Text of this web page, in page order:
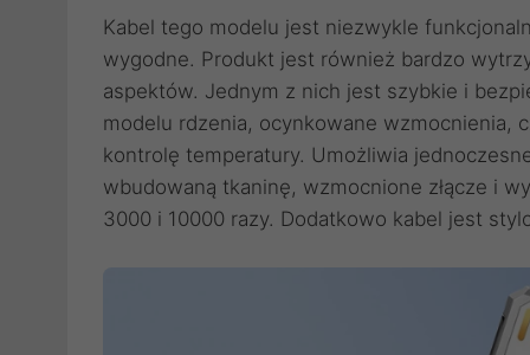
Kabel tego modelu jest niezwykle
wygodne. Produkt jest również bardzo
aspektów. Jednym z nich jest szybkie i
modelu rdzenia, ocynkowane wzmocnienia,
kontrolę temperatury. Umożliwia
wbudowaną tkaninę, wzmocnione złącze i
3000 i 10000 razy. Dodatkowo kabel jest